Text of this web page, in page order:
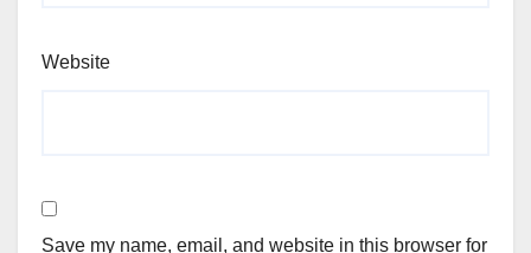
Website
Save my name, email, and website in this browser for